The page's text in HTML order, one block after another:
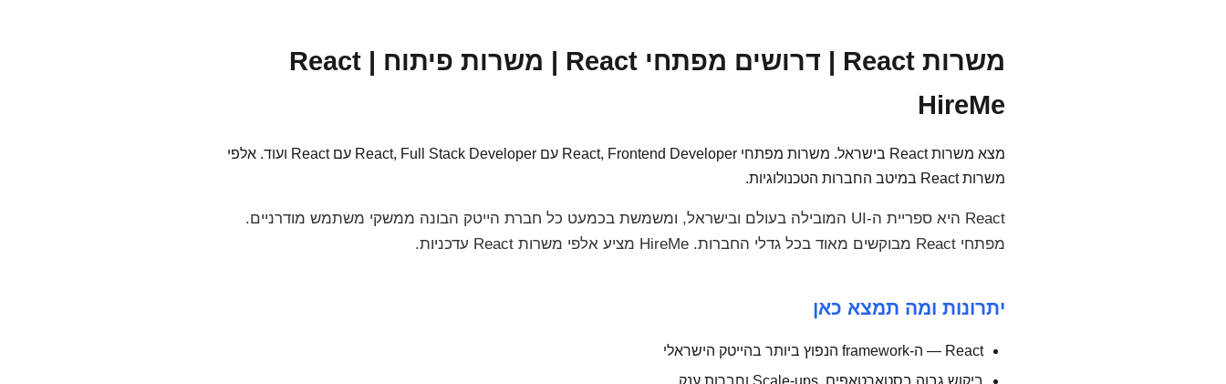
משרות React | דרושים מפתחי React | משרות פיתוח React |
HireMe
מצא משרות React בישראל. משרות מפתחי React, Frontend Developer עם React, Full Stack Developer עם React ועוד. אלפי
משרות React במיטב החברות הטכנולוגיות.
React היא ספריית ה-UI המובילה בעולם ובישראל, ומשמשת בכמעט כל חברת הייטק הבונה ממשקי משתמש מודרניים.
מפתחי React מבוקשים מאוד בכל גדלי החברות. HireMe מציע אלפי משרות React עדכניות.
יתרונות ומה תמצא כאן
React — ה-framework הנפוץ ביותר בהייטק הישראלי
ביקוש גבוה בסטארטאפים, Scale-ups וחברות ענק